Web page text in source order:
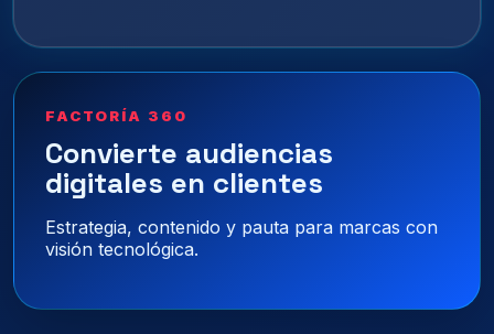
FACTORÍA 360
Convierte audiencias
digitales en clientes
Estrategia, contenido y pauta para marcas con
visión tecnológica.